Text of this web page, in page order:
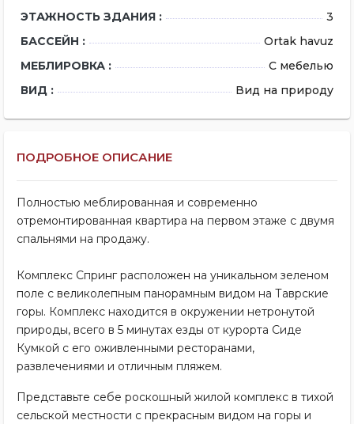
ЭТАЖНОСТЬ ЗДАНИЯ :
3
БАССЕЙН :
Ortak havuz
МЕБЛИРОВКА :
С мебелью
ВИД :
Вид на природу
ПОДРОБНОЕ ОПИСАНИЕ
Полностью меблированная и современно
отремонтированная квартира на первом этаже с двумя
спальнями на продажу.
Комплекс Спринг расположен на уникальном зеленом
поле с великолепным панорамным видом на Таврские
горы. Комплекс находится в окружении нетронутой
природы, всего в 5 минутах езды от курорта Сиде
Кумкой с его оживленными ресторанами,
развлечениями и отличным пляжем.
Представьте себе роскошный жилой комплекс в тихой
сельской местности с прекрасным видом на горы и